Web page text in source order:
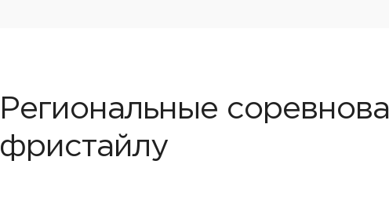
Региональные
фристайлу